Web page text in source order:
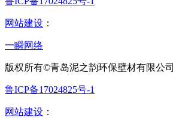
网站建设 ：
一瞬网络
版权所有©青岛泥之韵环保壁材有限公司
鲁ICP备17024825号-1
网站建设 ：